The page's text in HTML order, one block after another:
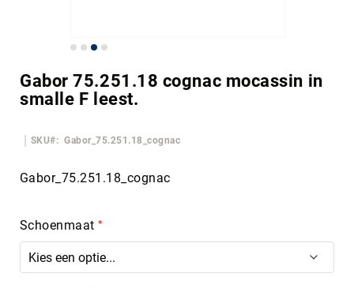
naar
het
begin
de
Gabor 75.251.18 cognac mocassin in
smalle F leest.
SKU Gabor_75.251.18_cognac
Gabor_75.251.18_cognac
Schoenmaat